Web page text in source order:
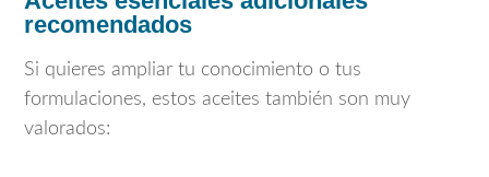
recomendados
Si quieres ampliar tu conocimiento o tus
formulaciones, estos aceites también son muy
valorados: